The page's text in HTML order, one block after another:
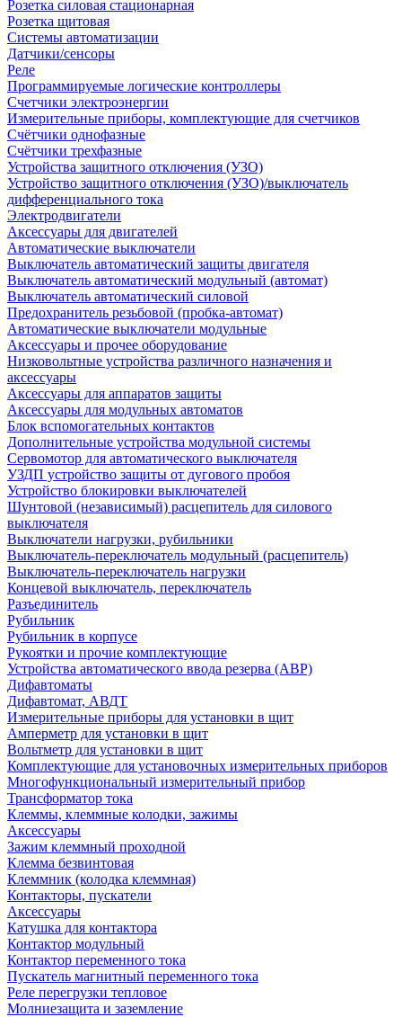
Розетка силовая стационарная
Розетка щитовая
Системы автоматизации
Датчики/сенсоры
Реле
Программируемые логические контроллеры
Счетчики электроэнергии
Измерительные приборы, комплектующие для счетчиков
Счётчики однофазные
Счётчики трехфазные
Устройства защитного отключения (УЗО)
Устройство защитного отключения (УЗО)/выключатель
дифференциального тока
Электродвигатели
Аксессуары для двигателей
Автоматические выключатели
Выключатель автоматический защиты двигателя
Выключатель автоматический модульный (автомат)
Выключатель автоматический силовой
Предохранитель резьбовой (пробка-автомат)
Автоматические выключатели модульные
Аксессуары и прочее оборудование
Низковольтные устройства различного назначения и
аксессуары
Аксессуары для аппаратов защиты
Аксессуары для модульных автоматов
Блок вспомогательных контактов
Дополнительные устройства модульной системы
Сервомотор для автоматического выключателя
УЗДП устройство защиты от дугового пробоя
Устройство блокировки выключателей
Шунтовой (независимый) расцепитель для силового
выключателя
Выключатели нагрузки, рубильники
Выключатель-переключатель модульный (расцепитель)
Выключатель-переключатель нагрузки
Концевой выключатель, переключатель
Разъединитель
Рубильник
Рубильник в корпусе
Рукоятки и прочие комплектующие
Устройства автоматического ввода резерва (АВР)
Дифавтоматы
Дифавтомат, АВДТ
Измерительные приборы для установки в щит
Амперметр для установки в щит
Вольтметр для установки в щит
Комплектующие для установочных измерительных приборов
Многофункциональный измерительный прибор
Трансформатор тока
Клеммы, клеммные колодки, зажимы
Аксессуары
Зажим клеммный проходной
Клемма безвинтовая
Клеммник (колодка клеммная)
Контакторы, пускатели
Аксессуары
Катушка для контактора
Контактор модульный
Контактор переменного тока
Пускатель магнитный переменного тока
Реле перегрузки тепловое
Молниезащита и заземление